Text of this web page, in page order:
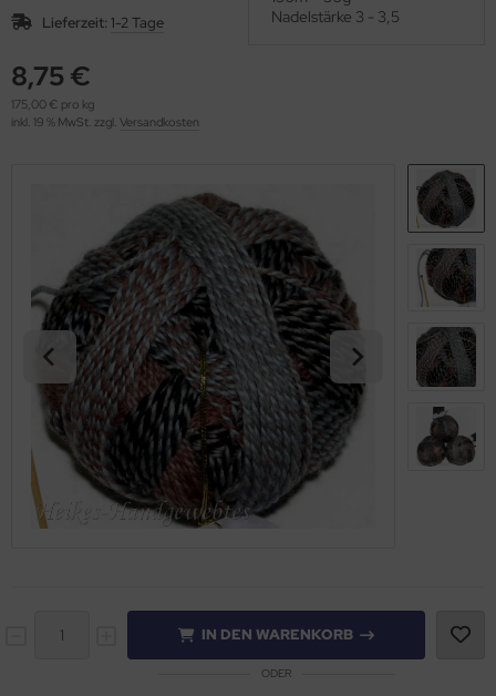
Lieferzeit: 1-2 Tage
8,75 €
175,00 € pro kg
inkl. 19 % MwSt. zzgl. Versandkosten
Nadelstärke 3 - 3,5
IN DEN WARENKORB
ODER
(276)